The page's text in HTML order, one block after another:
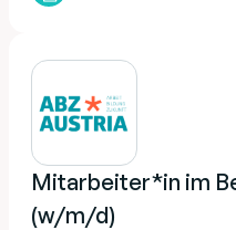
Mitarbeiter*in im
(w/m/d)